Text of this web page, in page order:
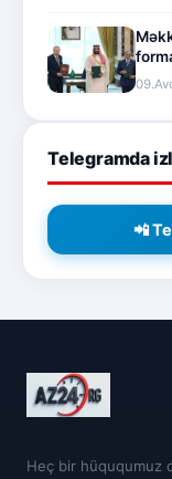
Telegramda
📲
Heç bir hüququmuz